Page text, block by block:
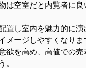
は空室だと内覧者に良
置し室内を魅力的に
メージしやすくなりま
欲を高め、高値での
。